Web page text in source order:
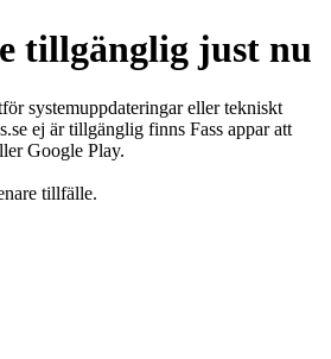
tillgänglig just nu
systemuppdateringar eller tekniskt
ej är tillgänglig finns Fass appar att
Google Play.
tillfälle.